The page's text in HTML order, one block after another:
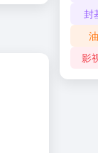
封
影